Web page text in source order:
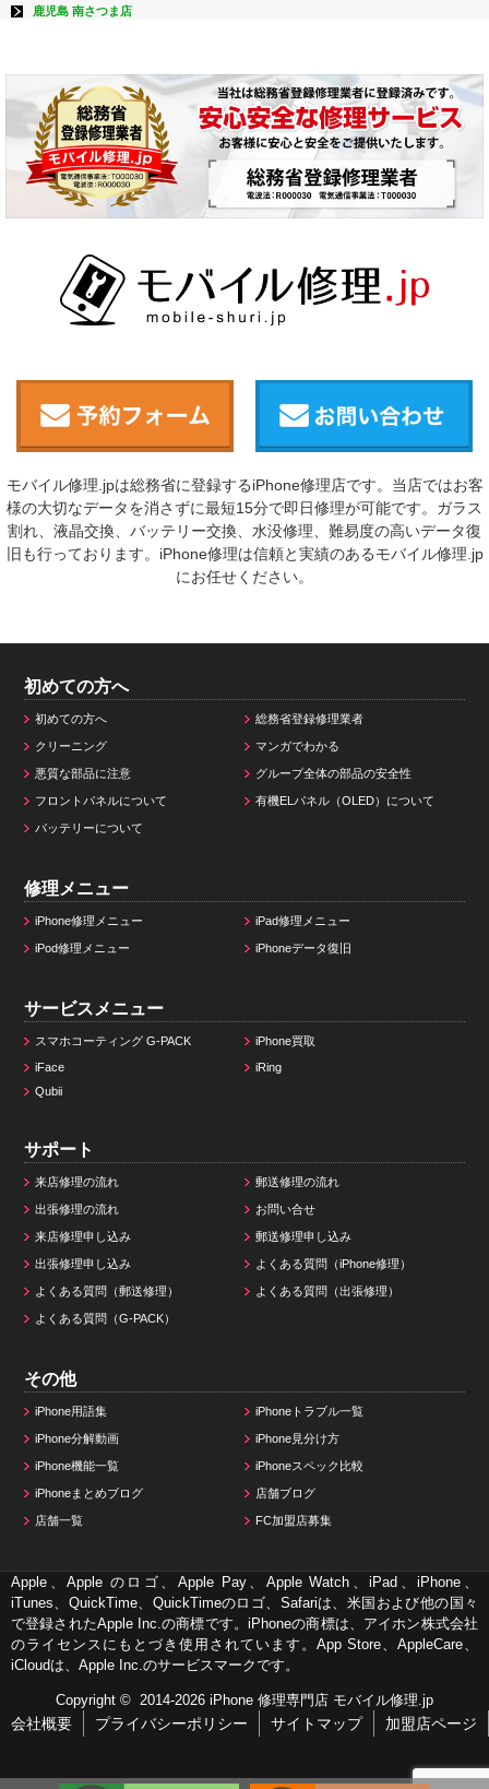
鹿児島 南さつま店
モバイル修理.jpは総務省に登録するiPhone修理店です。当店ではお客
様の大切なデータを消さずに最短15分で即日修理が可能です。ガラス
割れ、液晶交換、バッテリー交換、水没修理、難易度の高いデータ復
旧も行っております。iPhone修理は信頼と実績のあるモバイル修理.jp
にお任せください。
初めての方へ
初めての方へ 総務省登録修理業者
クリーニング マンガでわかる
悪質な部品に注意 グループ全体の部品の安全性
フロントパネルについて 有機ELパネル（OLED）について
バッテリーについて
修理メニュー
iPhone修理メニュー iPad修理メニュー
iPod修理メニュー iPhoneデータ復旧
サービスメニュー
スマホコーティング G-PACK
iPhone買取
iFace
iRing
Qubii
サポート
来店修理の流れ 郵送修理の流れ
出張修理の流れ お問い合せ
来店修理申し込み 郵送修理申し込み
出張修理申し込み よくある質問（iPhone修理）
よくある質問（郵送修理） よくある質問（出張修理）
よくある質問（G-PACK）
その他
iPhone用語集 iPhoneトラブル一覧
iPhone分解動画 iPhone見分け方
iPhone機能一覧 iPhoneスペック比較
iPhoneまとめブログ 店舗ブログ
店舗一覧 FC加盟店募集
Apple、Apple のロゴ、Apple Pay、Apple Watch、iPad、iPhone、
iTunes、QuickTime、QuickTimeのロゴ、Safariは、米国および他の国々
で登録されたApple Inc.の商標です。iPhoneの商標は、アイホン株式会社
のライセンスにもとづき使用されています。App Store、AppleCare、
iCloudは、Apple Inc.のサービスマークです。
Copyright © 2014-2026 iPhone 修理専門店 モバイル修理.jp
会社概要 プライバシーポリシー サイトマップ 加盟店ページ